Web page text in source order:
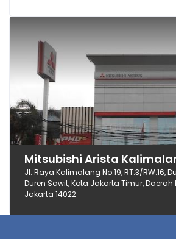
Mitsubishi Arista
Jl. Raya Kalimalang No.19, RT.3/RW.16,
Duren Sawit, Kota Jakarta Timur,
Jakarta 14022